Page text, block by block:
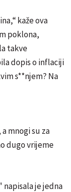
kaže ova
poklona,
takve
dopis o inflaciji
s**njem? Na
mnogi su za
dugo vrijeme
je jedna